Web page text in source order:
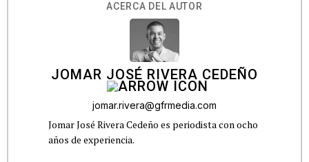
ACERCA DEL AUTOR
JOMAR JOSÉ RIVERA CEDEÑO
jomar.rivera@gfrmedia.com
Jomar José Rivera Cedeño es periodista con ocho
años de experiencia.